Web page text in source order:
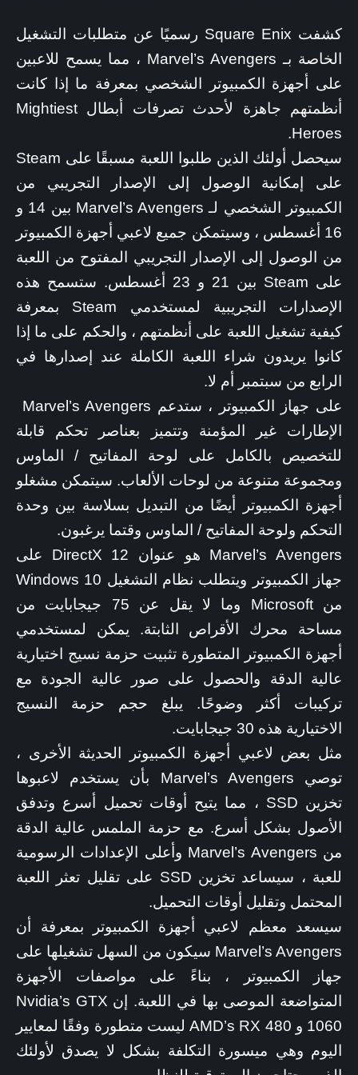
كشفت Square Enix رسميًا عن متطلبات التشغيل
الخاصة بـ Marvel’s Avengers ، مما يسمح للاعبين
على أجهزة الكمبيوتر الشخصي بمعرفة ما إذا كانت
أنظمتهم جاهزة لأحدث تصرفات أبطال Mightiest
Heroes.
سيحصل أولئك الذين طلبوا اللعبة مسبقًا على Steam
على إمكانية الوصول إلى الإصدار التجريبي من
الكمبيوتر الشخصي لـ Marvel’s Avengers بين 14 و
16 أغسطس ، وسيتمكن جميع لاعبي أجهزة الكمبيوتر
من الوصول إلى الإصدار التجريبي المفتوح من اللعبة
على Steam بين 21 و 23 أغسطس. ستسمح هذه
الإصدارات التجريبية لمستخدمي Steam بمعرفة
كيفية تشغيل اللعبة على أنظمتهم ، والحكم على ما إذا
كانوا يريدون شراء اللعبة الكاملة عند إصدارها في
الرابع من سبتمبر أم لا.
الإطارات غير المؤمنة وتتميز بعناصر تحكم قابلة
للتخصيص بالكامل على لوحة المفاتيح / الماوس
ومجموعة متنوعة من لوحات الألعاب. سيتمكن مشغلو
أجهزة الكمبيوتر أيضًا من التبديل بسلاسة بين وحدة
التحكم ولوحة المفاتيح / الماوس وقتما يرغبون.
Marvel’s Avengers هو عنوان DirectX 12 على
جهاز الكمبيوتر ويتطلب نظام التشغيل Windows 10
من Microsoft وما لا يقل عن 75 جيجابايت من
مساحة محرك الأقراص الثابتة. يمكن لمستخدمي
أجهزة الكمبيوتر المتطورة تثبيت حزمة نسيج اختيارية
عالية الدقة والحصول على صور عالية الجودة مع
تركيبات أكثر وضوحًا. يبلغ حجم حزمة النسيج
الاختيارية هذه 30 جيجابايت.
مثل بعض لاعبي أجهزة الكمبيوتر الحديثة الأخرى ،
توصي Marvel’s Avengers بأن يستخدم لاعبوها
تخزين SSD ، مما يتيح أوقات تحميل أسرع وتدفق
الأصول بشكل أسرع. مع حزمة الملمس عالية الدقة
من Marvel’s Avengers وأعلى الإعدادات الرسومية
للعبة ، سيساعد تخزين SSD على تقليل تعثر اللعبة
المحتمل وتقليل أوقات التحميل.
سيسعد معظم لاعبي أجهزة الكمبيوتر بمعرفة أن
Marvel’s Avengers سيكون من السهل تشغيلها على
جهاز الكمبيوتر ، بناءً على مواصفات الأجهزة
المتواضعة الموصى بها في اللعبة. إن Nvidia’s GTX
1060 و AMD’s RX 480 ليست متطورة وفقًا لمعايير
اليوم وهي ميسورة التكلفة بشكل لا يصدق لأولئك